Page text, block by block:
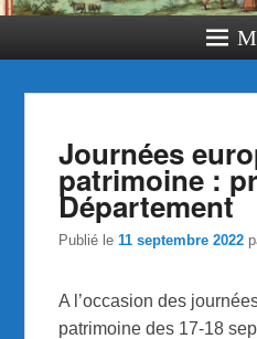
Journées
patrimoine :
Département
Publié le11 septembre 2022
A l’occasion des
patrimoine des 17-18